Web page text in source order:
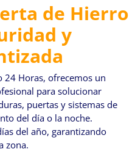
de Hierro
y
24 Horas, ofrecemos un
para solucionar
puertas y sistemas de
del día o la noche.
del año, garantizando
zona.